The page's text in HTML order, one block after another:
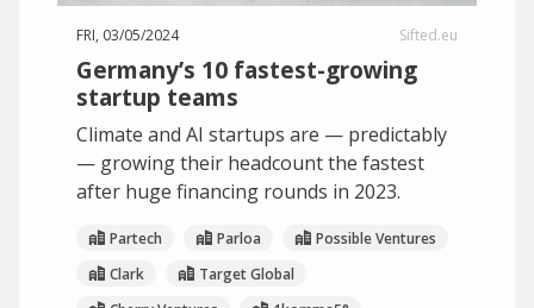
FRI, 03/05/2024 Sifted.eu
Germany’s 10 fastest-growing
startup teams
Climate and AI startups are — predictably
— growing their headcount the fastest
after huge financing rounds in 2023.
Partech Parloa
Possible Ventures
Clark
Target Global